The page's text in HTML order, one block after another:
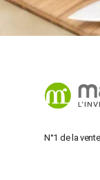
N°1 de la